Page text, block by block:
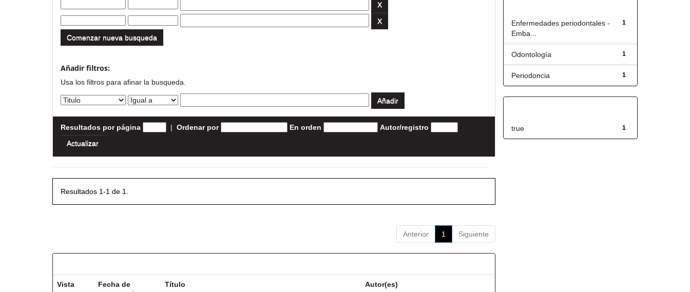
Comenzar nueva busqueda
Añadir filtros:
Usa los filtros para afinar la busqueda.
Resultados por página | Ordenar por En orden Autor/registro
Resultados 1-1 de 1.
Anterior 1 Siguiente
Vista
Fecha de
Título Autor(es)
1
Enfermedades periodontales -
Emba...
1
Odontología
1
Periodoncia
1
true